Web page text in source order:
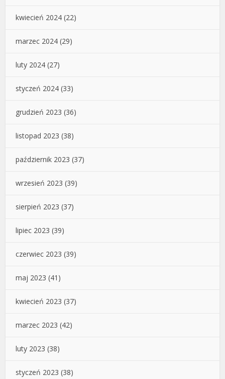
kwiecień 2024 (22)
marzec 2024 (29)
luty 2024 (27)
styczeń 2024 (33)
grudzień 2023 (36)
listopad 2023 (38)
październik 2023 (37)
wrzesień 2023 (39)
sierpień 2023 (37)
lipiec 2023 (39)
czerwiec 2023 (39)
maj 2023 (41)
kwiecień 2023 (37)
marzec 2023 (42)
luty 2023 (38)
styczeń 2023 (38)